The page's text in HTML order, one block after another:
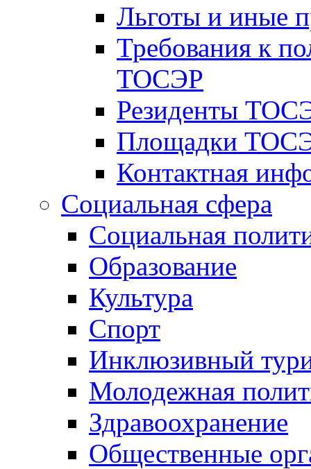
Льготы и иные
Требования к
ТОСЭР
Резиденты
Площадки
Контактная
Социальная сфера
Социальная
Образование
Культура
Спорт
Инклюзивный
Молодежная
Здравоохранение
Общественные